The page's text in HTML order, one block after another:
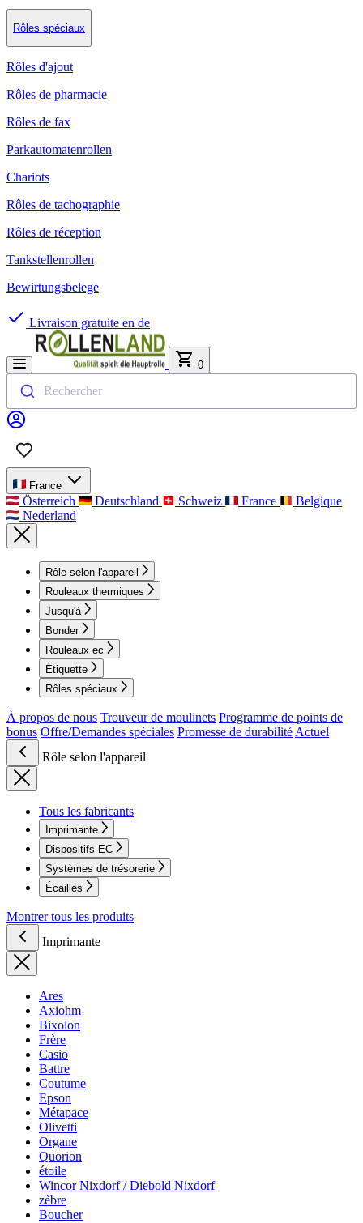
Rôles spéciaux
Rôles d'ajout
Rôles de pharmacie
Rôles de fax
Parkautomatenrollen
Chariots
Rôles de tachographie
Rôles de réception
Tankstellenrollen
Bewirtungsbelege
Livraison gratuite en de
0
Rechercher
France
Österreich Deutschland Schweiz France
Belgique
Nederland
Rôle selon l'appareil
Rouleaux thermiques
Jusqu'à
Bonder
Rouleaux ec
Étiquette
Rôles spéciaux
À propos de nous Trouveur de moulinets Programme de points de
bonus Offre/Demandes spéciales Promesse de durabilité Actuel
Rôle selon l'appareil
Tous les fabricants
Imprimante
Dispositifs EC
Systèmes de trésorerie
Écailles
Montrer tous les produits
Imprimante
Ares
Axiohm
Bixolon
Frère
Casio
Battre
Coutume
Epson
Métapace
Olivetti
Organe
Quorion
étoile
Wincor Nixdorf / Diebold Nixdorf
zèbre
Boucher